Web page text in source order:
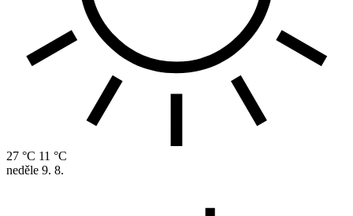
27 °C 11 °C
neděle 9. 8.